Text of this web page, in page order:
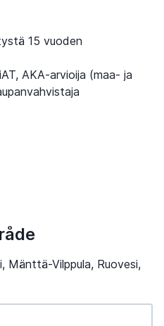
15 vuoden
AKA-arvioija (maa- ja
Mänttä-Vilppula, Ruovesi,